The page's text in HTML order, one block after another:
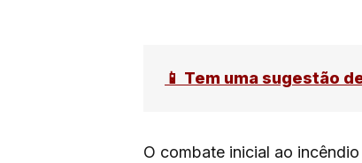
📱 Tem uma sugestão
O combate inicial ao